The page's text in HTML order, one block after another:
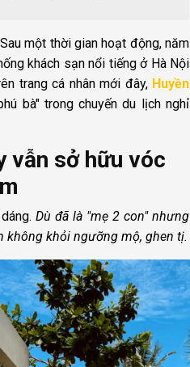
một thời gian hoạt động, năm
khách sạn nổi tiếng ở Hà Nội
trang cá nhân mới đây, Huyền
bà" trong chuyến du lịch nghỉ
vẫn sở hữu vóc
Dù đã là "mẹ 2 con" nhưng
không khỏi ngưỡng mộ, ghen tị.